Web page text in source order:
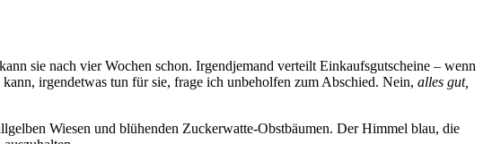
sie nach vier Wochen schon. Irgendjemand verteilt Einkaufsgutscheine – wenn
irgendetwas tun für sie, frage ich unbeholfen zum Abschied. Nein, alles gut,
Wiesen und blühenden Zuckerwatte-Obstbäumen. Der Himmel blau, die